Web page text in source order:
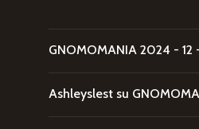
GNOMOMANIA 2024 -
Ashleyslest su